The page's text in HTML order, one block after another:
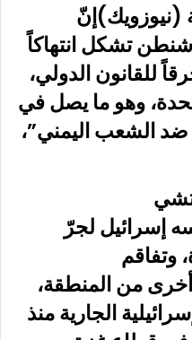
(نيوزويك)إنّ
تشكل انتهاكاً
للقانون الدولي،
وهو ما يصل في
ضد الشعب اليمني”،
تشي
إسرائيل لجرّ
وتفاقم
من المنطقة،
الجارية منذ